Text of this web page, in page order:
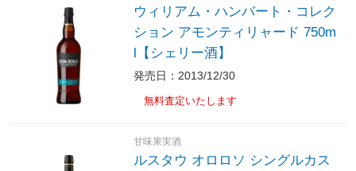
ウィリアム・ハンバート・コレク
ション アモンティリャード 750m
l【シェリー酒】
発売日：2013/12/30
無料査定いたします
甘味果実酒
ルスタウ オロロソ シングルカス